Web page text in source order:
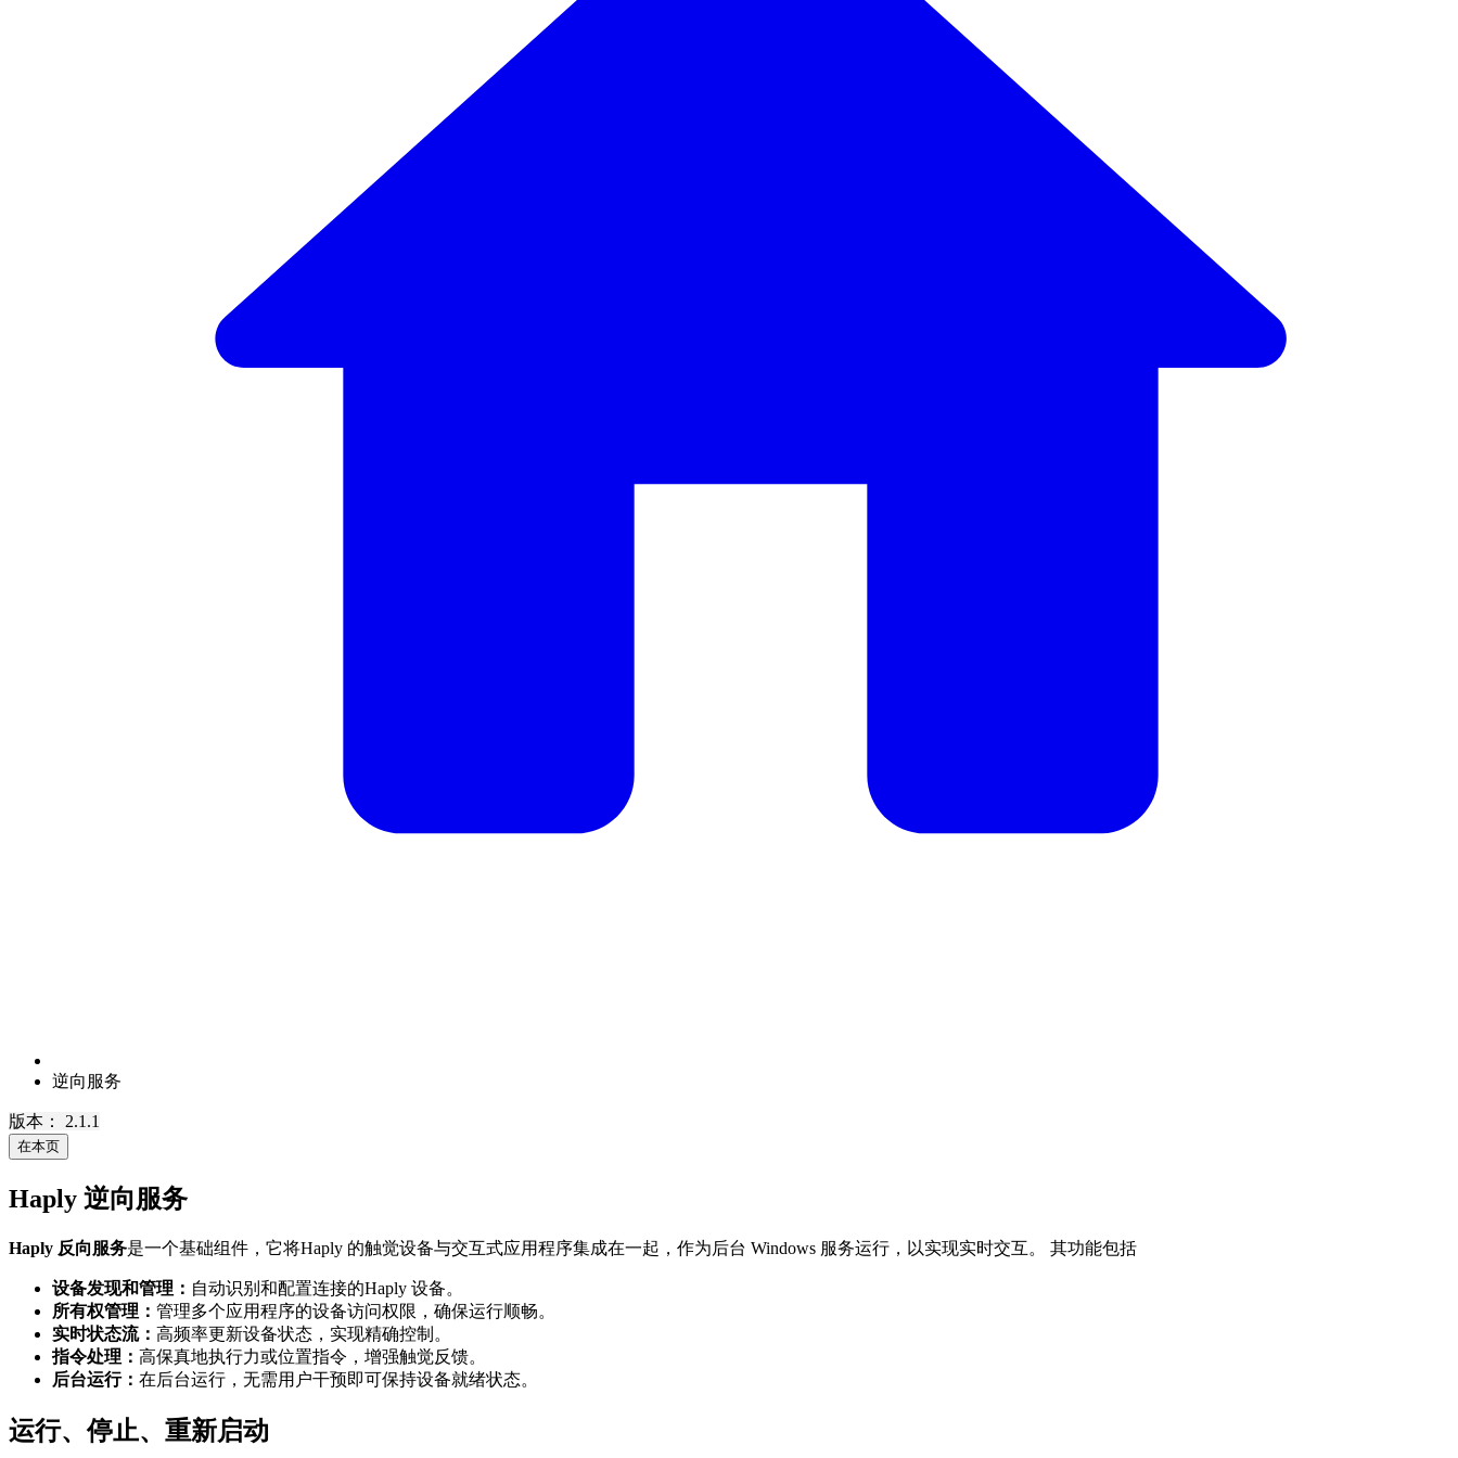
逆向服务
版本： 2.1.1
在本页
Haply 逆向服务
Haply 反向服务是一个基础组件，它将Haply 的触觉设备与交互式应用程序集成在一起，作为后台 Windows 服务运行，以实现实时交互。 其功能包括
设备发现和管理： 自动识别和配置连接的Haply 设备。
所有权管理： 管理多个应用程序的设备访问权限，确保运行顺畅。
实时状态流： 高频率更新设备状态，实现精确控制。
指令处理： 高保真地执行力或位置指令，增强触觉反馈。
后台运行： 在后台运行，无需用户干预即可保持设备就绪状态。
运行、停止、重新启动